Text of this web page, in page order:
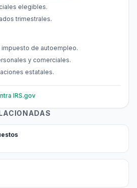
elegibles.
trimestrales.
impuesto de autoempleo.
y comerciales.
estatales.
IRS.gov